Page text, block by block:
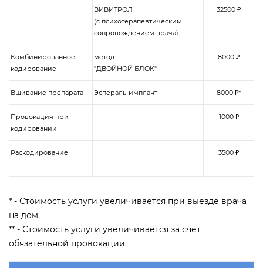
ВИВИТРОЛ
(с психотерапевтическим
сопровождением врача)
32500 ₽
Комбинированное
кодирование
метод
"ДВОЙНОЙ БЛОК"
8000 ₽
Вшивание препарата Эспераль-имплант 8000 ₽*
Провокация при
кодировании
1000 ₽
Раскодирование 3500 ₽
* - Стоимость услуги увеличивается при выезде врача
на дом.
** - Стоимость услуги увеличивается за счет
обязательной провокации.